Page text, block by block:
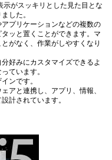
がスッキリとした見た目とな
した。
プリケーションなどの複数の
ッと置くことができます。マ
がなく、作業がしやすくなり
好みにカスタマイズできるよ
ています。
ンです。
アと連携し、アプリ、情報、
計されています。